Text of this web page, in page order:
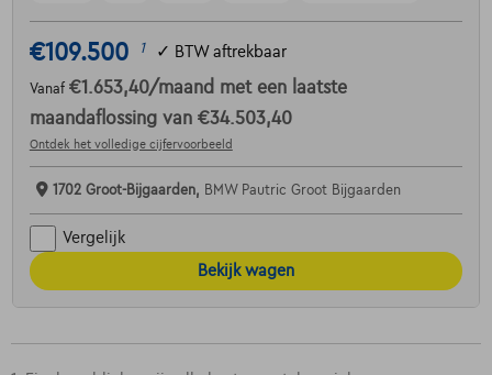
€109.500 1 ✓ BTW aftrekbaar
Vanaf €1.653,40/maand met een laatste
maandaflossing van €34.503,40
Ontdek het volledige cijfervoorbeeld
1702 Groot-Bijgaarden, BMW Pautric Groot Bijgaarden
Vergelijk
Bekijk wagen